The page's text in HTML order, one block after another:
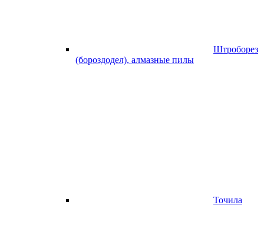
Штроборез
(бороздодел), алмазные пилы
Точила